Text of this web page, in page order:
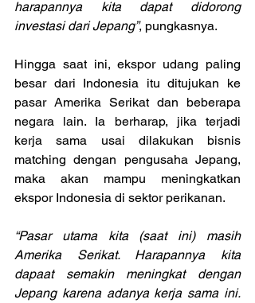
harapannya kita dapat didorong
investasi dari Jepang”, pungkasnya.
Hingga saat ini, ekspor udang paling
besar dari Indonesia itu ditujukan ke
pasar Amerika Serikat dan beberapa
negara lain. Ia berharap, jika terjadi
kerja sama usai dilakukan bisnis
matching dengan pengusaha Jepang,
maka akan mampu meningkatkan
ekspor Indonesia di sektor perikanan.
“Pasar utama kita (saat ini) masih
Amerika Serikat. Harapannya kita
dapaat semakin meningkat dengan
Jepang karena adanya kerja sama ini.